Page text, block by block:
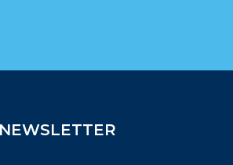
NEWSLETTER